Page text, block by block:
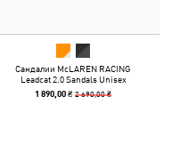
Сандалии McLAREN RACING
Leadcat 2.0 Sandals Unisex
1 890,00 ₴2 690,00 ₴